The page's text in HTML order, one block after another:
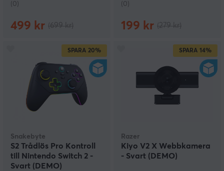
(0)
499 kr
(0)
199 kr
SPARA 20%
Snakebyte
S2 Trådlös Pro Kontroll
till Nintendo Switch 2 -
Svart (DEMO)
SPARA 14%
Razer
Kiyo V2 X Webb­kamera
- Svart (DEMO)